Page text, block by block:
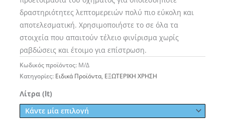
δραστηριότητες λεπτομερειών πολύ πιο εύκολη και
αποτελεσματική. Χρησιμοποιήστε το σε όλα τα
στοιχεία που απαιτούν τέλειο φινίρισμα χωρίς
ραβδώσεις και έτοιμο για επίστρωση.
Κωδικός προϊόντος: Μ/Δ
Κατηγορίες: Ειδικά Προϊόντα, ΕΞΩΤΕΡΙΚΗ ΧΡΗΣΗ
Λίτρα (lt)
GYEON
Q2M
PREP